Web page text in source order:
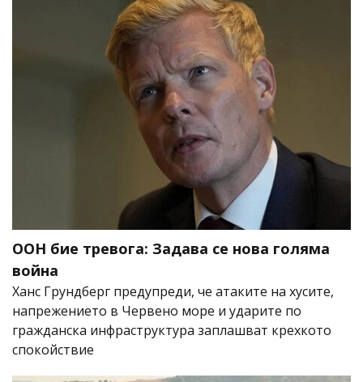
ООН бие тревога: Задава се нова голяма
война
Ханс Грундберг предупреди, че атаките на хусите,
напрежението в Червено море и ударите по
гражданска инфраструктура заплашват крехкото
спокойствие